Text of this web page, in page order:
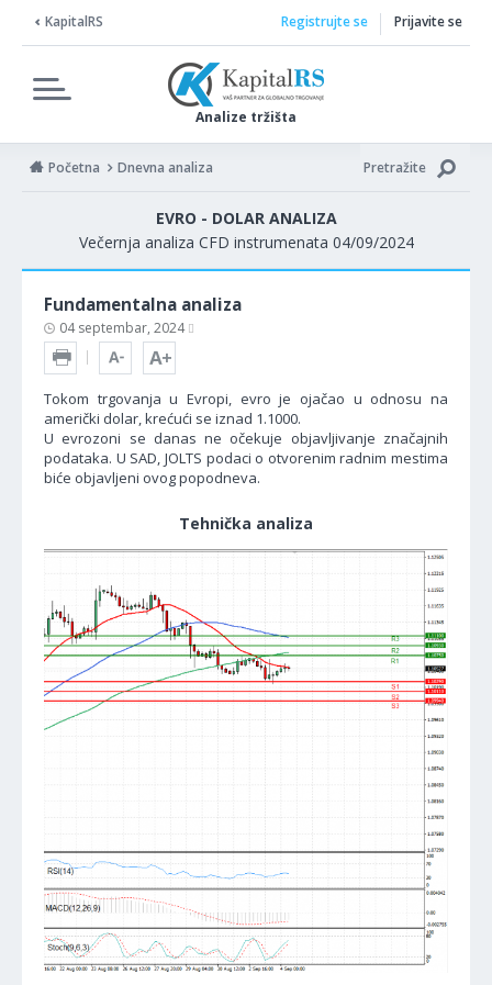
KapitalRS
Analize tržišta
Registrujte se Prijavite se
Početna Dnevna analiza Pretražite
EVRO - DOLAR ANALIZA
Večernja analiza CFD instrumenata 04/09/2024
Fundamentalna analiza
04 septembar, 2024
Tokom trgovanja u Evropi, evro je ojačao u odnosu na
američki dolar, krećući se iznad 1.1000.
U evrozoni se danas ne očekuje objavljivanje značajnih
podataka. U SAD, JOLTS podaci o otvorenim radnim mestima
biće objavljeni ovog popodneva.
Tehnička analiza